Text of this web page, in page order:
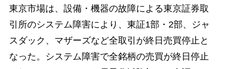
東京市場は、設備・機器の故障による東京証券取
引所のシステム障害により、東証1部・2部、ジャ
スダック、マザーズなど全取引が終日売買停止と
なった。システム障害で全銘柄の売買が終日停止